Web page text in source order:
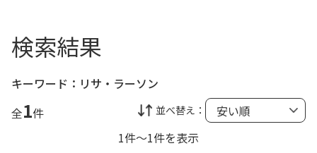
検索結果
キーワード： リサ・ラーソン
全1件 並べ替え：
1件～1件を表示